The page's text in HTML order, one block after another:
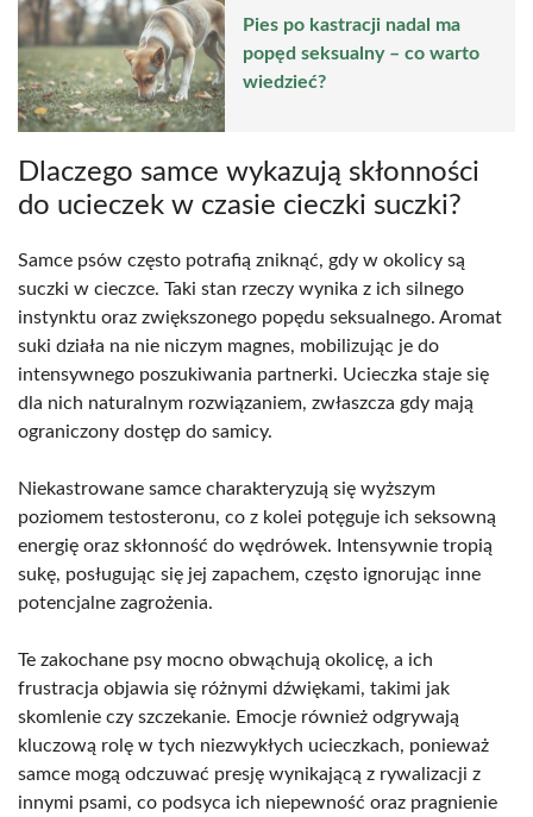
Pies po kastracji nadal ma
popęd seksualny – co warto
wiedzieć?
Dlaczego samce wykazują skłonności
do ucieczek w czasie cieczki suczki?
Samce psów często potrafią zniknąć, gdy w okolicy są
suczki w cieczce. Taki stan rzeczy wynika z ich silnego
instynktu oraz zwiększonego popędu seksualnego. Aromat
suki działa na nie niczym magnes, mobilizując je do
intensywnego poszukiwania partnerki. Ucieczka staje się
dla nich naturalnym rozwiązaniem, zwłaszcza gdy mają
ograniczony dostęp do samicy.
Niekastrowane samce charakteryzują się wyższym
poziomem testosteronu, co z kolei potęguje ich seksowną
energię oraz skłonność do wędrówek. Intensywnie tropią
sukę, posługując się jej zapachem, często ignorując inne
potencjalne zagrożenia.
Te zakochane psy mocno obwąchują okolicę, a ich
frustracja objawia się różnymi dźwiękami, takimi jak
skomlenie czy szczekanie. Emocje również odgrywają
kluczową rolę w tych niezwykłych ucieczkach, ponieważ
samce mogą odczuwać presję wynikającą z rywalizacji z
innymi psami, co podsyca ich niepewność oraz pragnienie